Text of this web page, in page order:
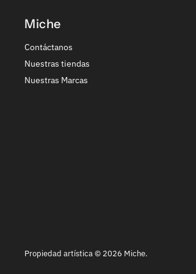
Miche
Contáctanos
Nuestras tiendas
Nuestras Marcas
Propiedad artística © 2026 Miche.